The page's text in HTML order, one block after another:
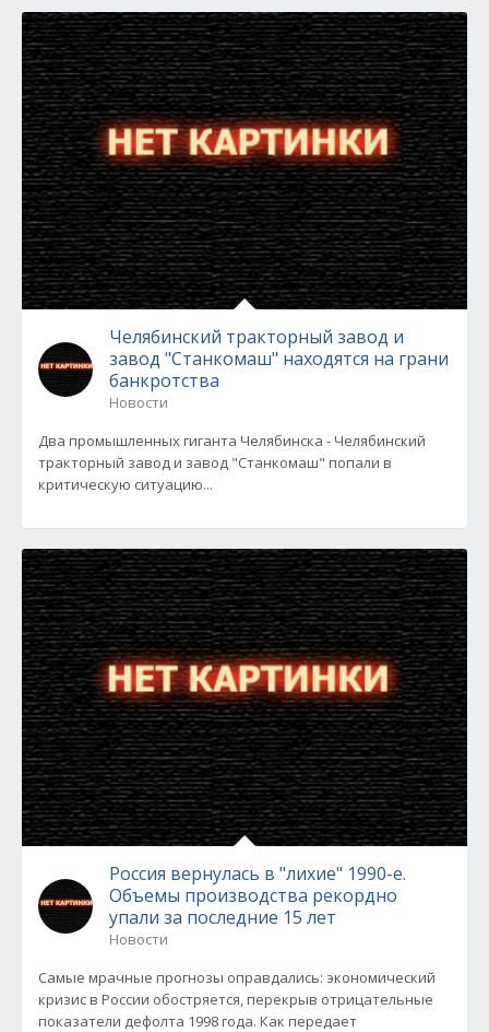
Челябинский тракторный завод и
завод "Станкомаш" находятся на грани
банкротства
Новости
Два промышленных гиганта Челябинска - Челябинский
тракторный завод и завод "Станкомаш" попали в
критическую ситуацию...
Россия вернулась в "лихие" 1990-е.
Объемы производства рекордно
упали за последние 15 лет
Новости
Самые мрачные прогнозы оправдались: экономический
кризис в России обостряется, перекрыв отрицательные
показатели дефолта 1998 года. Как передает